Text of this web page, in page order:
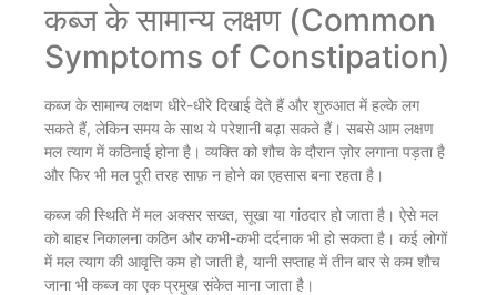
कब्ज के सामान्य लक्षण (Common
Symptoms of Constipation)
कब्ज के सामान्य लक्षण धीरे-धीरे दिखाई देते हैं और शुरुआत में हल्के लग
सकते हैं, लेकिन समय के साथ ये परेशानी बढ़ा सकते हैं। सबसे आम लक्षण
मल त्याग में कठिनाई होना है। व्यक्ति को शौच के दौरान ज़ोर लगाना पड़ता है
और फिर भी मल पूरी तरह साफ़ न होने का एहसास बना रहता है।
कब्ज की स्थिति में मल अक्सर सख्त, सूखा या गांठदार हो जाता है। ऐसे मल
को बाहर निकालना कठिन और कभी-कभी दर्दनाक भी हो सकता है। कई लोगों
में मल त्याग की आवृत्ति कम हो जाती है, यानी सप्ताह में तीन बार से कम शौच
जाना भी कब्ज का एक प्रमुख संकेत माना जाता है।